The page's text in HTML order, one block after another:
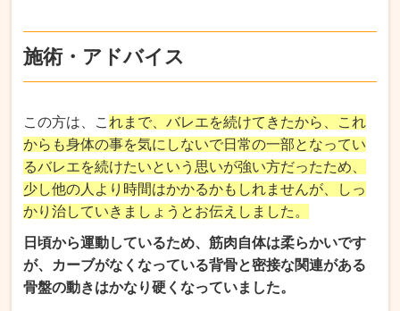
施術・アドバイス
この方は、こ れまで、バレエを続けてきたから、これ
からも身体の事を気にしないで日常の一部となってい
るバレエを続けたいという思いが強い方だったため、
少し他の人より時間はかかるかもしれませんが、しっ
かり治していきましょうとお伝えしました。
日頃から運動しているため、筋肉自体は柔らかいです
が、カーブがなくなっている背骨と密接な関連がある
骨盤の動きはかなり硬くなっていました。